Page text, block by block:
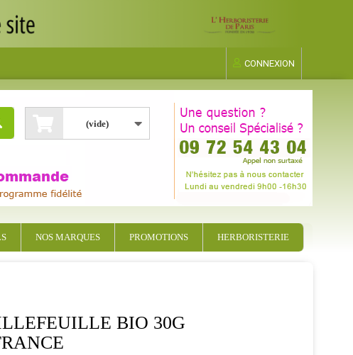
CONNEXION
(vide)
NOS MARQUES PROMOTIONS HERBORISTERIE
BIO 30G